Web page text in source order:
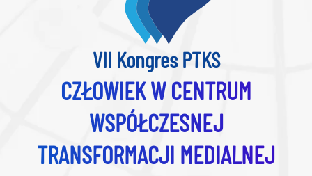
VII Kongres PTKS
CZŁOWIEK W CENTRUM
WSPÓŁCZESNEJ
TRANSFORMACJI MEDIALNEJ